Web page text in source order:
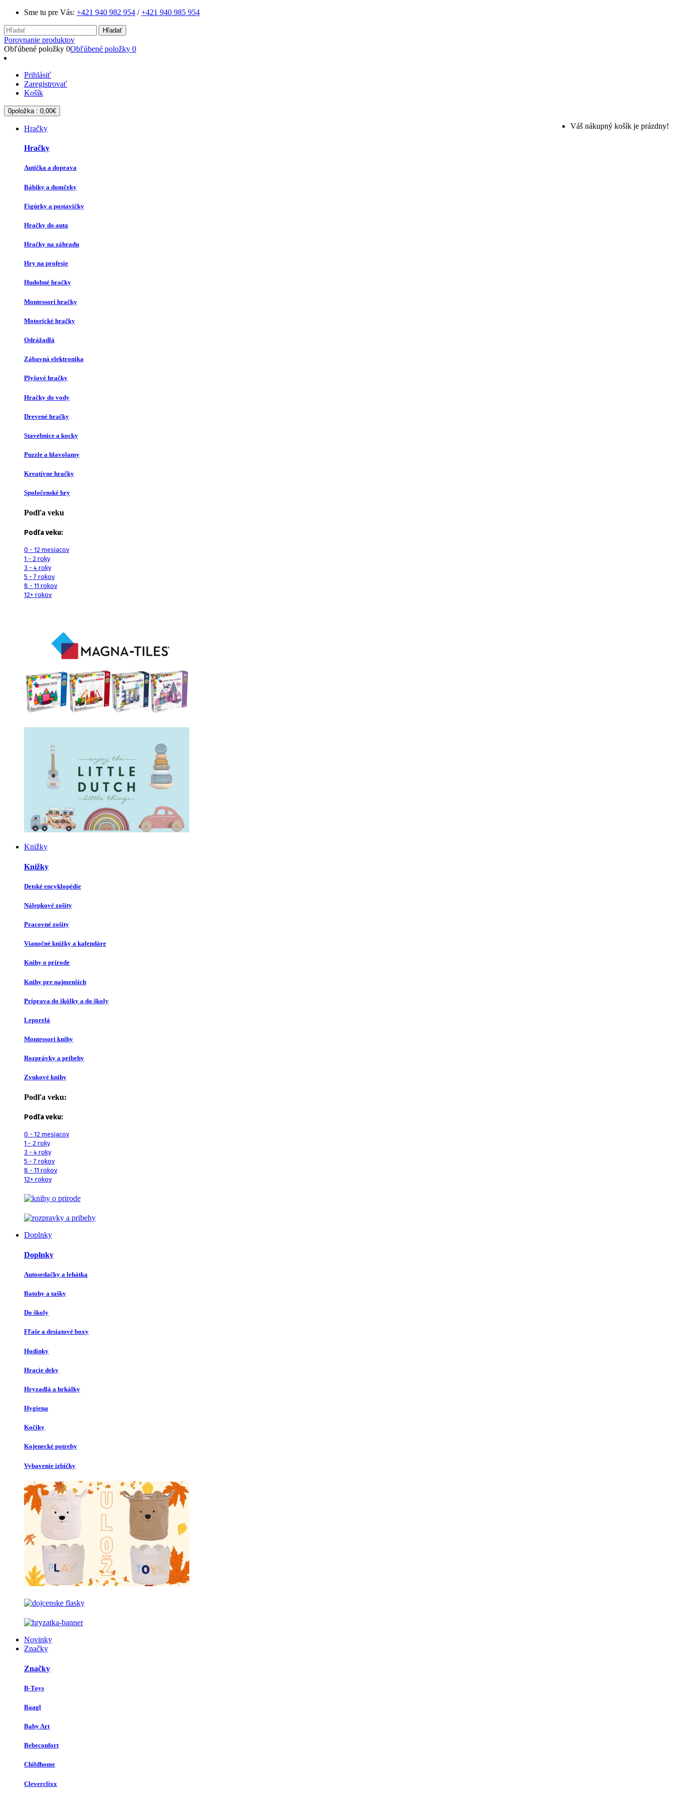
Sme tu pre Vás: +421 940 982 954 /+421 940 985 954
Hľadať
Porovnanie produktov
Obľúbené položky 0Obľúbené položky 0
Prihlásiť
Zaregistrovať
Košík
0položka : 0,00€
Váš nákupný košík je prázdny!
Hračky
Hračky
Autíčka a doprava
Bábiky a domčeky
Figúrky a postavičky
Hračky do auta
Hračky na záhradu
Hry na profesie
Hudobné hračky
Montessori hračky
Motorické hračky
Odrážadlá
Zábavná elektronika
Plyšové hračky
Hračky do vody
Drevené hračky
Stavebnice a kocky
Puzzle a hlavolamy
Kreatívne hračky
Spoločenské hry
Podľa veku
Podľa veku:
0 - 12 mesiacov
1 - 2 roky
3 - 4 roky
5 - 7 rokov
8 - 11 rokov
12+ rokov
Knižky
Knižky
Detské encyklopédie
Nálepkové zošity
Pracovné zošity
Vianočné knižky a kalendáre
Knihy o prírode
Knihy pre najmenších
Príprava do škôlky a do školy
Leporelá
Montessori knihy
Rozprávky a príbehy
Zvukové knihy
Podľa veku:
Podľa veku:
0 - 12 mesiacov
1 - 2 roky
3 - 4 roky
5 - 7 rokov
8 - 11 rokov
12+ rokov
Doplnky
Doplnky
Autosedačky a lehátka
Batohy a tašky
Do školy
Fľaše a desiatové boxy
Hodinky
Hracie deky
Hryzadlá a hrkálky
Hygiena
Kočíky
Kojenecké potreby
Vybavenie izbičky
Novinky
Značky
Značky
B-Toys
Baagl
Baby Art
Bebeconfort
Childhome
Cleverclixx